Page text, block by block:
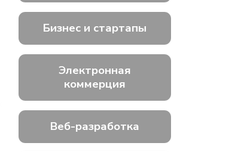
Бизнес и стартапы
Электронная
коммерция
Веб-разработка